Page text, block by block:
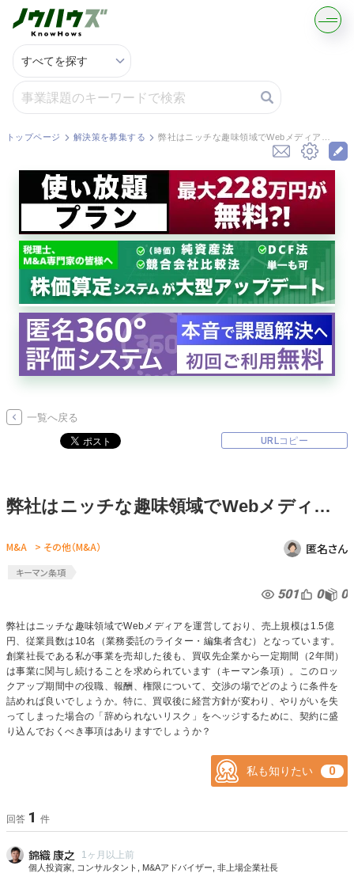
記事・コラムを読む
解決策を募集する
知識を買う／売る
契約書ひな型を探す
専門家に電話する
無料で株価を算定
資本政策を無料でお試し
無料でアンケート
トップページ 解決策を募集する
一覧へ戻る
URLコピー
弊社はニッチな趣味領域でWebメディアを運営しており、売上規模は1.5億円、従業員数は10名（業務委託のライター・編集者含む）となっています。創業社長である私が事業を売却した後も、買収先企業から一定期間（2年間）は事業に関与し続けることを求められています（キーマン条項）。このロックアップ期間中の役職、報酬、権限について、交渉の場でどのように条件を詰めれば良いでしょうか。特に、買収後に経営方針が変わり、やりがいを失ってしまった場合の「辞められないリスク」をヘッジするために、契約に盛り込んでおくべき事項はありますでしょうか？
M&A > その他（M&A） 匿名さん
キーマン条項
501 0 0
弊社はニッチな趣味領域でWebメディアを運営しており、売上規模は1.5億
円、従業員数は10名（業務委託のライター・編集者含む）となっています。
創業社長である私が事業を売却した後も、買収先企業から一定期間（2年間）
は事業に関与し続けることを求められています（キーマン条項）。このロッ
クアップ期間中の役職、報酬、権限について、交渉の場でどのように条件を
詰めれば良いでしょうか。特に、買収後に経営方針が変わり、やりがいを失
ってしまった場合の「辞められないリスク」をヘッジするために、契約に盛
り込んでおくべき事項はありますでしょうか？
私も知りたい
回答 1 件
錦織 康之 1ヶ月以上前
個人投資家, コンサルタント, M&Aアドバイザー, 非上場企業社長